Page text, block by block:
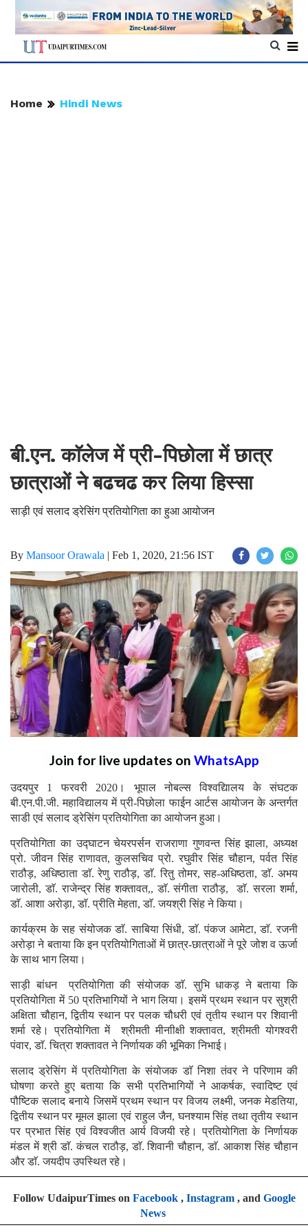
Home Hindi News
बी.एन. काॅलेज में प्री-पिछोला में छात्र
छात्राओं ने बढचढ कर लिया हिस्सा
साड़ी एवं सलाद ड्रेसिंग प्रतियोगिता का हुआ आयोजन
By Mansoor Orawala | Feb 1, 2020, 21:56 IST
Join for live updates on WhatsApp
उदयपुर 1 फरवरी 2020। भूपाल नोबल्स विश्वद्यिालय के संघटक
बी.एन.पी.जी. महाविद्यालय में प्री-पिछोला फाईन आर्टस आयोजन के अन्तर्गत
साडी एवं सलाद ड्रेसिंग प्रतियोगिता का आयोजन हुआ।
प्रतियोगिता का उद्घाटन चेयरपर्सन राजराणा गुणवन्त सिंह झाला, अध्यक्ष
प्रो. जीवन सिंह राणावत, कुलसचिव प्रो. रघुवीर सिंह चौहान, पर्वत सिंह
राठौड़, अधिष्ठाता डाॅ. रेणु राठौड़, डाॅ. रितु तोमर, सह-अधिष्ठता, डाॅ. अभय
जारोली, डाॅ. राजेन्द्र सिंह शक्तावत,, डाॅ. संगीता राठौड़, डाॅ. सरला शर्मा,
डाॅ. आशा अरोड़ा, डाॅ. प्रीति मेहता, डाॅ. जयश्री सिंह ने किया।
कार्यक्रम के सह संयोजक डाॅ. साबिया सिंधी, डाॅ. पंकज आमेटा, डाॅ. रजनी
अरोड़ा ने बताया कि इन प्रतियोगिताओं में छात्र-छात्राओं ने पूरे जोश व ऊर्जा
के साथ भाग लिया।
साड़ी बांधन प्रतियोगिता की संयोजक डाॅ. सुभि धाकड़ ने बताया कि
प्रतियोगिता में 50 प्रतिभागियों ने भाग लिया। इसमें प्रथम स्थान पर सुश्री
अक्षिता चौहान, द्वितीय स्थान पर पलक चौधरी एवं तृतीय स्थान पर शिवानी
शर्मा रहे। प्रतियोगिता में श्रीमती मीनाीक्षी शक्तावत, श्रीमती योगश्वरी
पंवार, डाॅ. चित्रा शक्तावत ने निर्णायक की भूमिका निभाई।
सलाद ड्रेसिंग में प्रतियोगिता के संयोजक डाॅ निशा तंवर ने परिणाम की
घोषणा करते हुए बताया कि सभी प्रतिभागियों ने आकर्षक, स्वादिष्ट एवं
पौष्टिक सलाद बनाये जिसमें प्रथम स्थान पर विजय लक्ष्मी, जनक मेडतिया,
द्वितीय स्थान पर मूमल झाला एवं राहुल जैन, घनश्याम सिंह तथा तृतीय स्थान
पर प्रभात सिंह एवं विश्वजीत आर्य विजयी रहे। प्रतियोगिता के निर्णायक
मंडल में श्री डाॅ. कंचल राठौड़, डाॅ. शिवानी चौहान, डाॅ. आकाश सिंह चौहान
और डाॅ. जयदीप उपस्थित रहे।
Follow UdaipurTimes on Facebook, Instagram, and Google
News